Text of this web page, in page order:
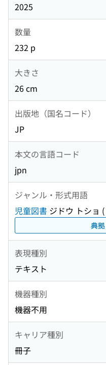
2025
数量
232 p
大きさ
26 cm
出版地（国名コード）
JP
本文の言語コード
jpn
ジャンル・形式用語
児童図書 ジドウ トショ (
典拠
表現種別
テキスト
機器種別
機器不用
キャリア種別
冊子